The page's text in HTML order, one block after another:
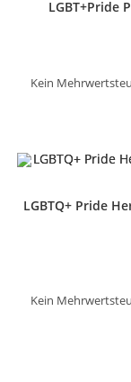
LGBT+Pride
Kein
LGBTQ+ Pride
Kein